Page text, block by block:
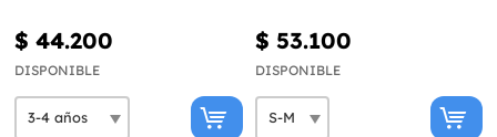
$ 44.200
DISPONIBLE
$ 53.100
DISPONIBLE